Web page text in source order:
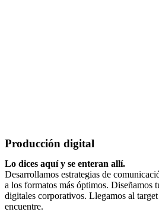
Producción digital
Lo dices aquí y se enteran allí.
Desarrollamos estrategias de
a los formatos más óptimos. Diseñamos
digitales corporativos. Llegamos al
encuentre.